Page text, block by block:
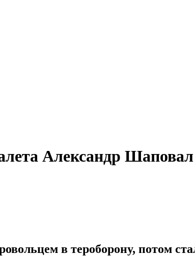
Александр Шаповал
в тероборону, потом